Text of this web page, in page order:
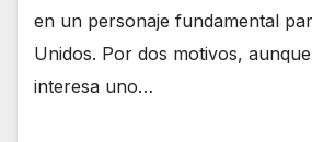
en un personaje fundamental
Unidos. Por dos motivos,
interesa uno…